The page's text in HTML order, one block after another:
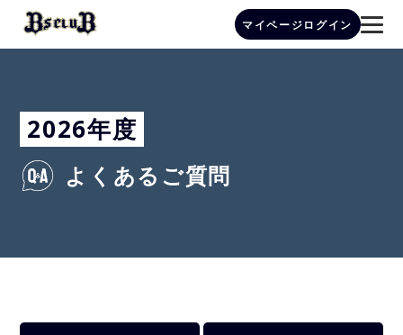
マイページログイン
2026年度
よくあるご質問